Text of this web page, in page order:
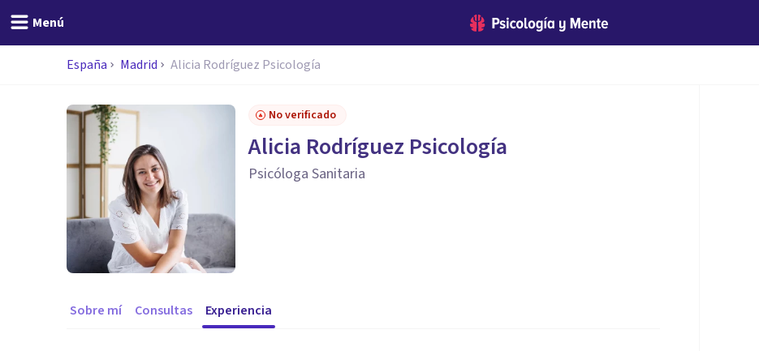
Menú
España Madrid Alicia Rodríguez Psicología
No verificado
Alicia Rodríguez Psicología
Psicóloga Sanitaria
Sobre mí Consultas Experiencia